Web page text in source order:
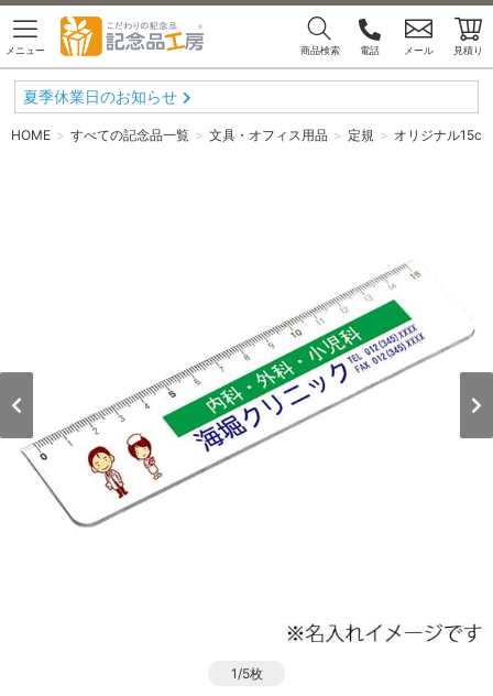
メニュー 商品検索 電話 メール 見積り
夏季休業日のお知らせ
HOME すべての記念品一覧 文具・オフィス用品 定規 オリジナル
1/5枚